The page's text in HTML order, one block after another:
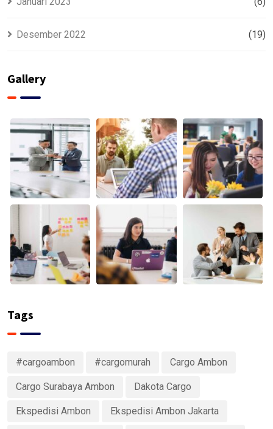
Desember 2022 (19)
Gallery
Tags
#cargoambon #cargomurah Cargo Ambon
Cargo Surabaya Ambon Dakota Cargo
Ekspedisi Ambon Ekspedisi Ambon Jakarta